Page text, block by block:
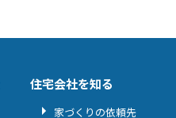
住宅会社を知る
家づくりの依頼先